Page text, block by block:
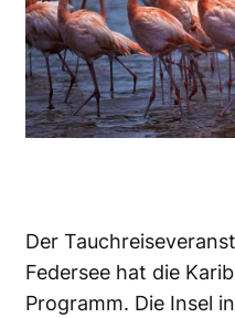
Der
Federsee hat die
Programm. Die Insel